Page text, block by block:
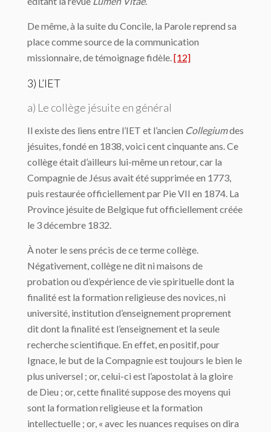
De même, à la suite du Concile, la Parole reprend sa
place comme source de la communication
missionnaire, de témoignage fidèle. [12]
3) L’IET
a) Le collège jésuite en général
Il existe des liens entre l’IET et l’ancien Collegiumdes
jésuites, fondé en 1838, voici cent cinquante ans. Ce
collège était d’ailleurs lui-même un retour, car la
Compagnie de Jésus avait été supprimée en 1773,
puis restaurée officiellement par Pie VII en 1874. La
Province jésuite de Belgique fut officiellement créée
le 3 décembre 1832.
À noter le sens précis de ce terme collège.
Négativement, collège ne dit ni maisons de
probation ou d’expérience de vie spirituelle dont la
finalité est la formation religieuse des novices, ni
université, institution d’enseignement proprement
dit dont la finalité est l’enseignement et la seule
recherche scientifique. En effet, en positif, pour
Ignace, le but de la Compagnie est toujours le bien le
plus universel ; or, celui-ci est l’apostolat à la gloire
de Dieu ; or, cette finalité suppose des moyens qui
sont la formation religieuse et la formation
intellectuelle ; or, « avec les nuances requises on dira